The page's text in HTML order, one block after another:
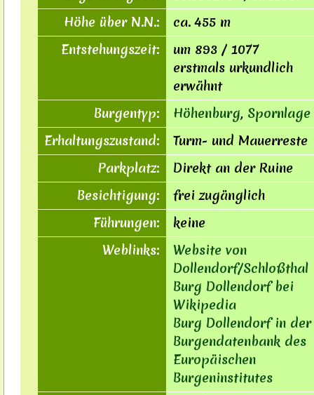
Höhe über N.N.:
ca. 455 m
Entstehungszeit:
um 893 / 1077
erstmals urkundlich
erwähnt
Burgentyp:
Höhenburg, Spornlage
Erhaltungszustand:
Turm- und Mauerreste
Parkplatz:
Direkt an der Ruine
Besichtigung:
frei zugänglich
Führungen:
keine
Weblinks:
Website von
Dollendorf/Schloßthal
Burg Dollendorf bei
Wikipedia
Burg Dollendorf in der
Burgendatenbank des
Europäischen
Burgeninstitutes